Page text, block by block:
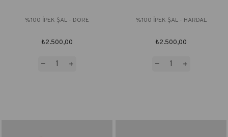
%100 İPEK ŞAL - DORE
₺2.500,00
%100 İPEK ŞAL - HARDAL
₺2.500,00